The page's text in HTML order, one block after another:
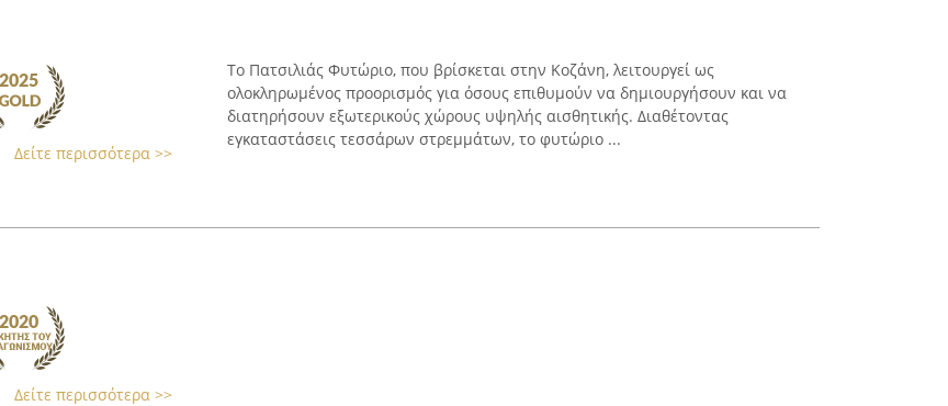
Δείτε περισσότερα >>
Το Πατσιλιάς Φυτώριο, που βρίσκεται στην Κοζάνη, λειτουργεί ως
ολοκληρωμένος προορισμός για όσους επιθυμούν να δημιουργήσουν και να
διατηρήσουν εξωτερικούς χώρους υψηλής αισθητικής. Διαθέτοντας
εγκαταστάσεις τεσσάρων στρεμμάτων, το φυτώριο ...
Δείτε περισσότερα >>